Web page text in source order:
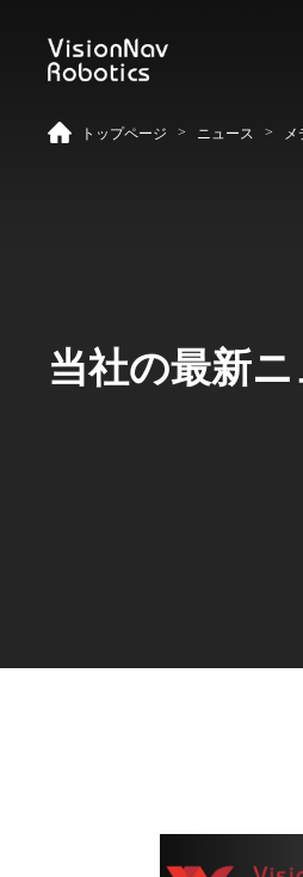
VNR 14
トップページ > ニュース > メ
当社の最新